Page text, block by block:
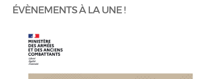
ÉVÈNEMENTS À LA UNE !